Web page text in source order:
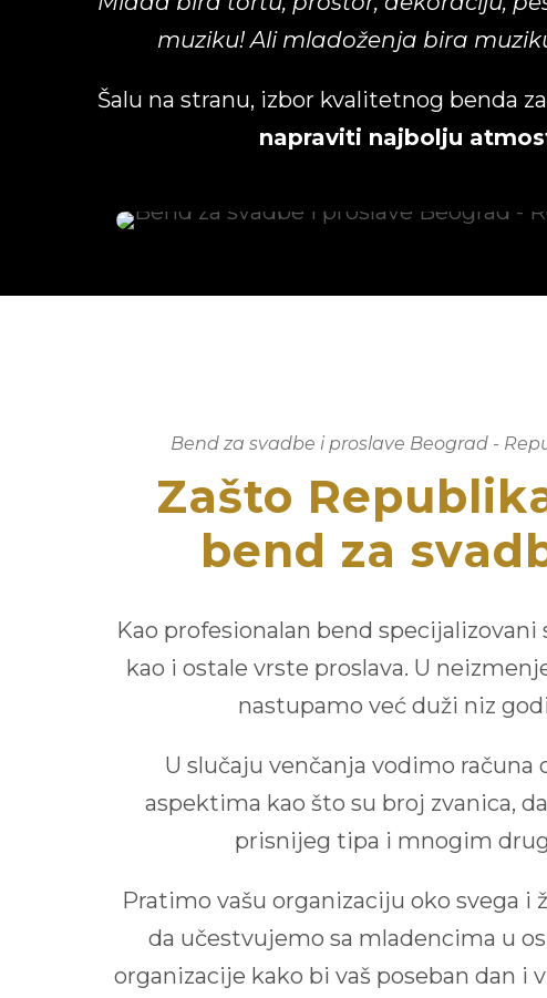
muziku! Ali mladoženja bira
Šalu na stranu, izbor kvalitetnog benda
napraviti najbolju
Bend za svadbe i proslave Beograd -
Zašto
bend za
Kao profesionalan bend specijalizovani
kao i ostale vrste proslava. U
nastupamo već duži niz
U slučaju venčanja vodimo računa
aspektima kao što su broj zvanica,
prisnijeg tipa i mnogim
Pratimo vašu organizaciju oko svega i
da učestvujemo sa mladencima u
organizacije kako bi vaš poseban dan i